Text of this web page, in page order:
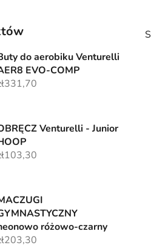
do aerobiku Venturelli
EVO-COMP
Venturelli - Junior
różowo-czarny